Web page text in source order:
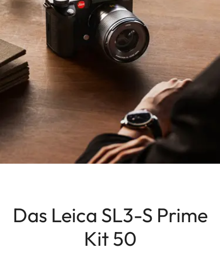
Das Leica SL3-S Prime
Kit 50